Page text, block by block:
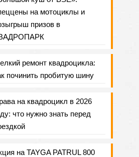
на мотоциклы и
призов в
ремонт квадроцикла:
починить пробитую шину
на квадроцикл в 2026
что нужно знать перед
на TAYGA PATRUL 800